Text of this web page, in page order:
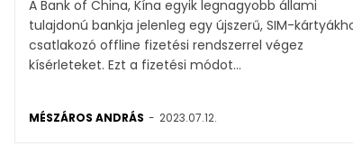
A Bank of China, Kína egyik legnagyobb állami
tulajdonú bankja jelenleg egy újszerű, SIM-
csatlakozó offline fizetési rendszerrel végez
kísérleteket. Ezt a fizetési módot...
MÉSZÁROS ANDRÁS - 2023.07.12.